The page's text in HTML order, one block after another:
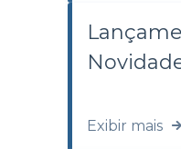
Exibir mais